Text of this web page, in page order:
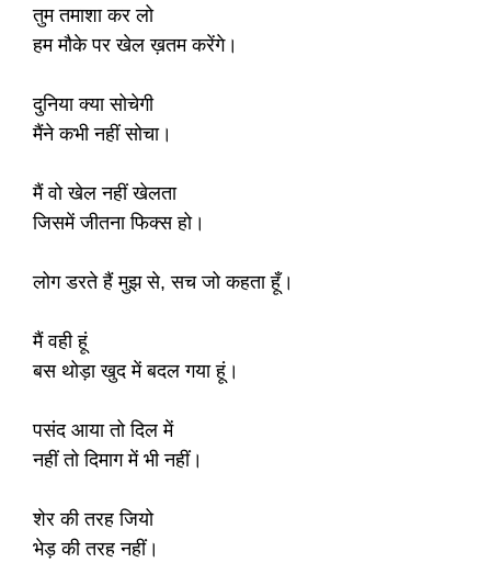
तुम तमाशा कर लो
हम मौके पर खेल ख़तम करेंगे।
दुनिया क्या सोचेगी
मैंने कभी नहीं सोचा।
मैं वो खेल नहीं खेलता
जिसमें जीतना फिक्स हो।
लोग डरते हैं मुझ से, सच जो कहता हूँ।
मैं वही हूं
बस थोड़ा खुद में बदल गया हूं।
पसंद आया तो दिल में
नहीं तो दिमाग में भी नहीं।
शेर की तरह जियो
भेड़ की तरह नहीं।